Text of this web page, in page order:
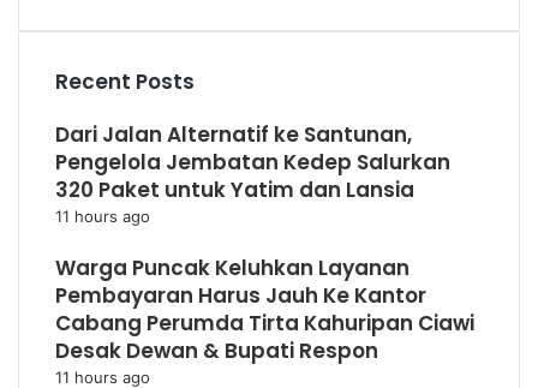
Recent Posts
Dari Jalan Alternatif ke Santunan,
Pengelola Jembatan Kedep Salurkan
320 Paket untuk Yatim dan Lansia
11 hours ago
Warga Puncak Keluhkan Layanan
Pembayaran Harus Jauh Ke Kantor
Cabang Perumda Tirta Kahuripan Ciawi
Desak Dewan & Bupati Respon
11 hours ago